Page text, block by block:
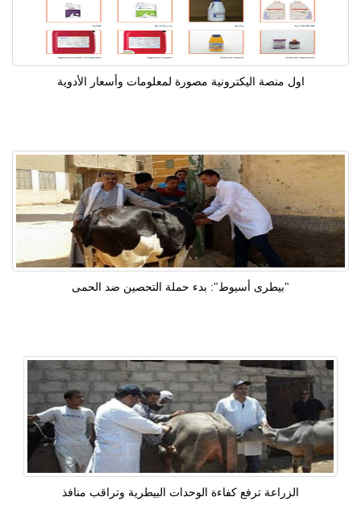
اول منصة اليكترونية مصورة لمعلومات وأسعار الأدوية
"بيطرى أسيوط": بدء حملة التحصين ضد الحمى
الزراعة ترفع كفاءة الوحدات البيطرية وتراقب منافذ